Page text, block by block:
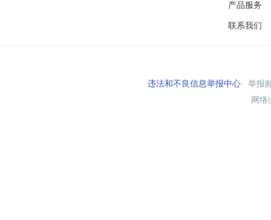
产品服务
联系我们
违法和不良信息举报中心举报
网